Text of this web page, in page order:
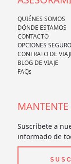
QUIÉNES SOMOS
DÓNDE ESTAMOS
CONTACTO
OPCIONES SEGURO
CONTRATO DE
BLOG DE VIAJE
FAQs
Suscríbete a
informado de